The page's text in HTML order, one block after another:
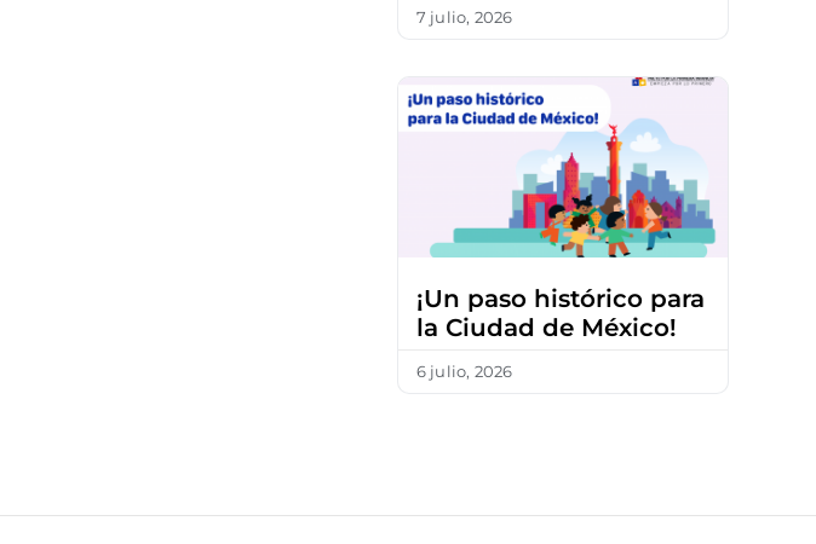
7 julio, 2026
¡Un paso histórico para
la Ciudad de México!
6 julio, 2026